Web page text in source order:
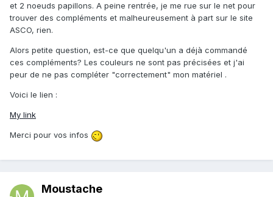
et 2 noeuds papillons. A peine rentrée, je me rue sur le net pour
trouver des compléments et malheureusement à part sur le site
ASCO, rien.
Alors petite question, est-ce que quelqu'un a déjà commandé
ces compléments? Les couleurs ne sont pas précisées et j'ai
peur de ne pas compléter "correctement" mon matériel .
Voici le lien :
My link
Merci pour vos infos
Moustache